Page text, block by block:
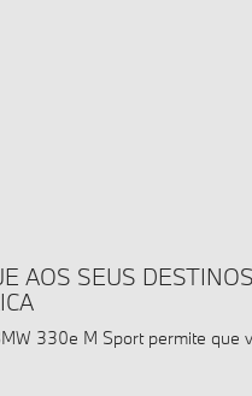
AOS SEUS
330e M Sport permite que